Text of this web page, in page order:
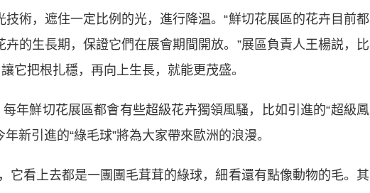
術，遮住一定比例的光，進行降溫。“鮮切花展區的花卉目前都
的生長期，保證它們在展會期間開放。”展區負責人王楊説，比
它把根扎穩，再向上生長，就能更茂盛。
鮮切花展區都會有些超級花卉獨領風騷，比如引進的“超級鳳
新引進的“綠毛球”將為大家帶來歐洲的浪漫。
看上去都是一團團毛茸茸的綠球，細看還有點像動物的毛。其